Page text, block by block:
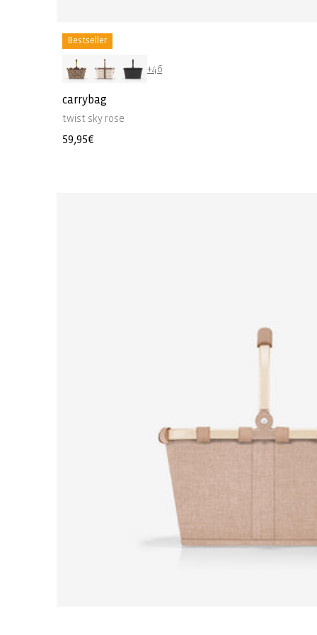
Bestseller
+46
carrybag
twist sky rose
Prezzo
59,95€